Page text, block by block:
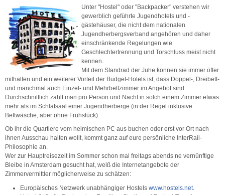
Unter "Hostel" oder "Backpacker" verstehen wir
gewerblich geführte Jugendhotels und -
gästehäuser, die nicht dem nationalen
Jugendherbergsverband angehören und daher
einschränkende Regelungen wie
Geschlechtertrennung und Torschluss meist nicht
kennen.
Mit dem Standrad der Juhe können sie immer öfter
mithalten und ein weiterer Vorteil der Budget-Hotels ist, dass Doppel-, Dreibett-
und manchmal auch Einzel- und Mehrbettzimmer im Angebot sind.
Durchschnittlich zahlt man pro Person und Nacht in solch einem Zimmer etwas
mehr als im Schlafsaal einer Jugendherberge (in der Regel inklusive
Bettwäsche, aber ohne Frühstück).
Ob ihr die Quartiere vom heimischen PC aus buchen oder erst vor Ort nach
ihnen Ausschau halten wollt, kommt ganz auf eure persönliche InterRail-
Philosophie an.
Wer zur Hauptreisezeit im Sommer schon mal freitags abends ne vernünftige
Bleibe in Amsterdam gesucht hat, weiß die Internetangebote der
Zimmervermittler möglicherweise zu schätzen:
Europäisches Netzwerk unabhängiger Hostels www.hostels.net.